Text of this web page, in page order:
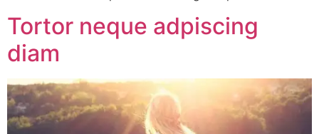
Tortor neque adpiscing
diam